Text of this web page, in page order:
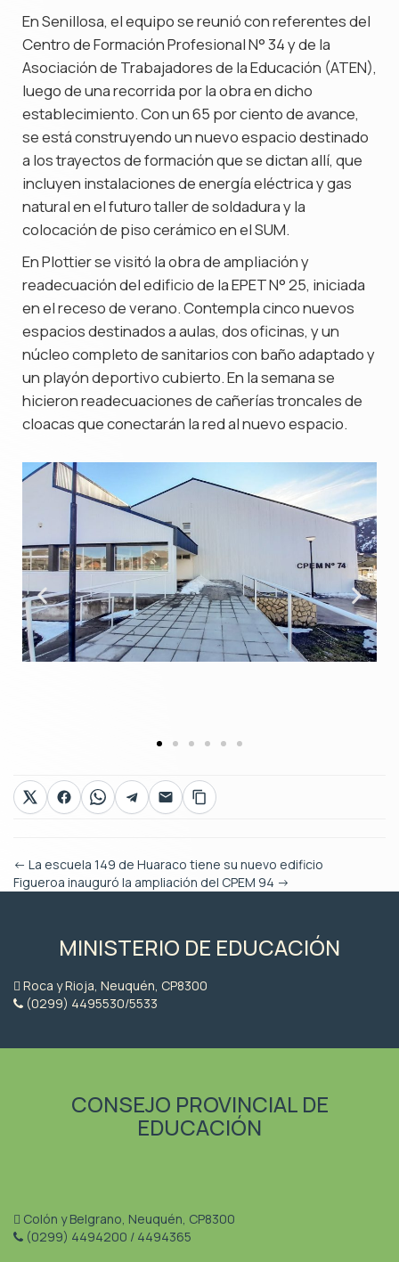
En Senillosa, el equipo se reunió con referentes del
Centro de Formación Profesional N° 34 y de la
Asociación de Trabajadores de la Educación (ATEN),
luego de una recorrida por la obra en dicho
establecimiento. Con un 65 por ciento de avance,
se está construyendo un nuevo espacio destinado
a los trayectos de formación que se dictan allí, que
incluyen instalaciones de energía eléctrica y gas
natural en el futuro taller de soldadura y la
colocación de piso cerámico en el SUM.
En Plottier se visitó la obra de ampliación y
readecuación del edificio de la EPET N° 25, iniciada
en el receso de verano. Contempla cinco nuevos
espacios destinados a aulas, dos oficinas, y un
núcleo completo de sanitarios con baño adaptado y
un playón deportivo cubierto. En la semana se
hicieron readecuaciones de cañerías troncales de
cloacas que conectarán la red al nuevo espacio.
← La escuela 149 de Huaraco tiene su nuevo edificio
Figueroa inauguró la ampliación del CPEM 94 →
MINISTERIO DE EDUCACIÓN
Roca y Rioja, Neuquén, CP8300
(0299) 4495530/5533
CONSEJO PROVINCIAL DE
EDUCACIÓN
Colón y Belgrano, Neuquén, CP8300
(0299) 4494200 / 4494365